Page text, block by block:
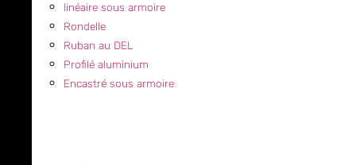
linéaire sous armoire
Rondelle
Ruban au DEL
Profilé aluminium
Encastré sous armoire